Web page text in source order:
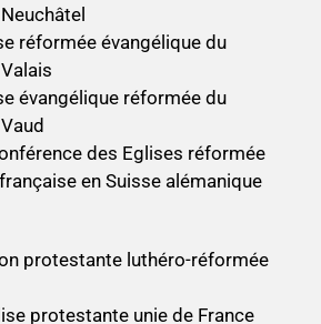
réformée évangélique du
évangélique réformée du
des Eglises réformée
en Suisse alémanique
protestante luthéro-réformée
protestante unie de France